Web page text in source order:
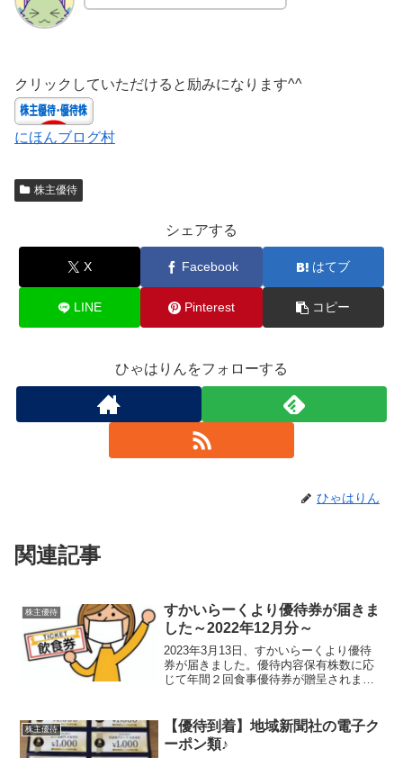
クリックしていただけると励みになります^^
にほんブログ村
株主優待
シェアする
X Facebook はてブ
LINE Pinterest コピー
ひゃはりんをフォローする
ひゃはりん
関連記事
株主優待
すかいらーくより優待券が届きま
した～2022年12月分～
2023年3月13日、すかいらーくより優待
券が届きました。優待内容保有株数に応
じて年間２回食事優待券が贈呈されま
カード×1枚（2,000円）2,00...
株主優待
【優待到着】地域新聞社の電子ク
ーポン類♪